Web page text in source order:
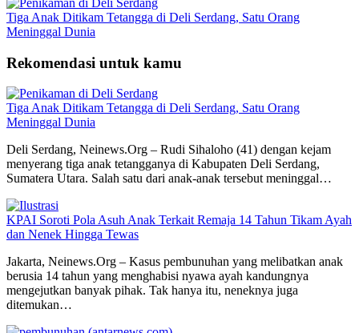
Tiga Anak Ditikam Tetangga di Deli Serdang, Satu Orang
Meninggal Dunia
Rekomendasi untuk kamu
Tiga Anak Ditikam Tetangga di Deli Serdang, Satu Orang
Meninggal Dunia
Deli Serdang, Neinews.Org – Rudi Sihaloho (41) dengan kejam
menyerang tiga anak tetangganya di Kabupaten Deli Serdang,
Sumatera Utara. Salah satu dari anak-anak tersebut meninggal…
KPAI Soroti Pola Asuh Anak Terkait Remaja 14 Tahun Tikam Ayah
dan Nenek Hingga Tewas
Jakarta, Neinews.Org – Kasus pembunuhan yang melibatkan anak
berusia 14 tahun yang menghabisi nyawa ayah kandungnya
mengejutkan banyak pihak. Tak hanya itu, neneknya juga
ditemukan…